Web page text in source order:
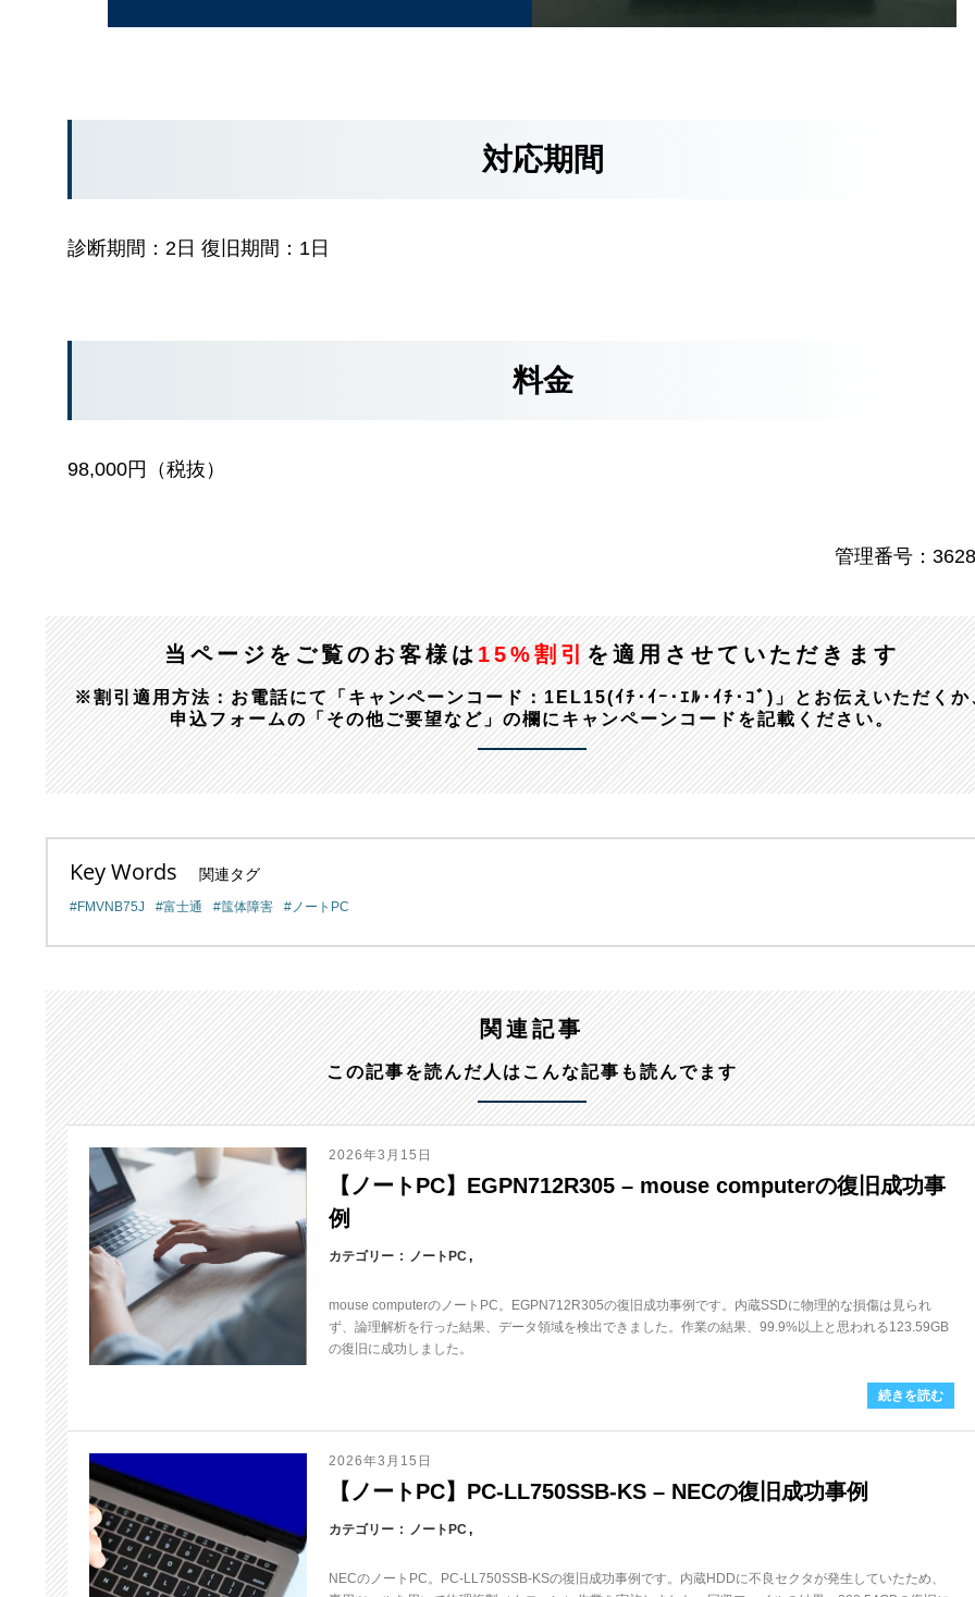
対応期間
診断期間：2日 復旧期間：1日
料金
98,000円（税抜）
管理番号：
当ページをご覧のお客様は 15%割引 を適用させていただきます
※割引適用方法：お電話にて「キャンペーンコード：1EL15(ｲﾁ･ｲｰ･ｴﾙ･ｲﾁ･ｺﾞ)」とお伝えいただくか
申込フォームの「その他ご要望など」の欄にキャンペーンコードを記載ください。
Key Words 関連タグ
FMVNB75J 富士通 筺体障害 ノートPC
関連記事
この記事を読んだ人はこんな記事も読んでます
2026年3月15日
【ノートPC】EGPN712R305 – mouse computerの復旧成功事
例
カテゴリー ノートPC
mouse computerのノートPC。EGPN712R305の復旧成功事例です。内蔵SSDに物理的な損傷は見られ
ず、論理解析を行った結果、データ領域を検出できました。作業の結果、99.9%以上と思われる123.59GB
の復旧に成功しました。
続きを読む
2026年3月15日
【ノートPC】PC-LL750SSB-KS – NECの復旧成功事例
カテゴリー ノートPC
NECのノートPC。PC-LL750SSB-KSの復旧成功事例です。内蔵HDDに不良セクタが発生していたため、